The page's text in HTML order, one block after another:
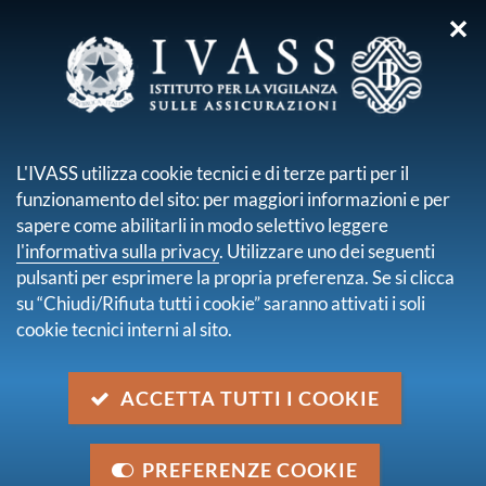
sei qui:
Lettere al mercato
pagina 3 di 23
Lettera al mercato del 15 luglio 2024
Valutazione in merito all'informativa da rendere ai
contraenti con il Documento Unico di Rendicontazione,
15 luglio 2024
Rilevazione CARD di cui al Provvedimento n. 79 del
2018 - Linee guida per l'individuazione delle partite di
✕
L'IVASS utilizza cookie tecnici e di terze parti per il
funzionamento del sito: per maggiori informazioni e per
sapere come abilitarli in modo selettivo leggere
l'informativa sulla privacy. Utilizzare uno dei seguenti
pulsanti per esprimere la propria preferenza. Se si clicca
su “Chiudi/Rifiuta tutti i cookie” saranno attivati i soli
cookie tecnici interni al sito.
ACCETTA TUTTI I COOKIE
PREFERENZE COOKIE